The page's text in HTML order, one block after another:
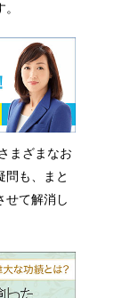
まざまなお
問も、まと
せて解消し